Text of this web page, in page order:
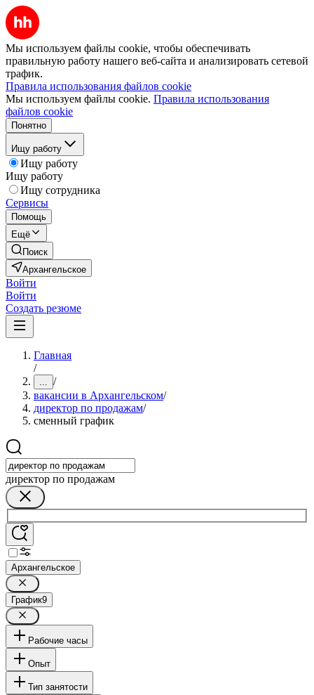
Мы используем файлы cookie, чтобы обеспечивать
правильную работу нашего веб-сайта и анализировать сетевой
трафик.
Правила использования файлов cookie
Мы используем файлы cookie. Правила использования
файлов cookie
Понятно
Ищу работу
Ищу работу
Ищу работу
Ищу сотрудника
Сервисы
Помощь
Ещё
Поиск
Архангельское
Войти
Войти
Создать резюме
Главная
/
... /
вакансии в Архангельском/
директор по продажам/
сменный график
директор по продажам
Архангельское
График9
Рабочие часы
Опыт
Тип занятости